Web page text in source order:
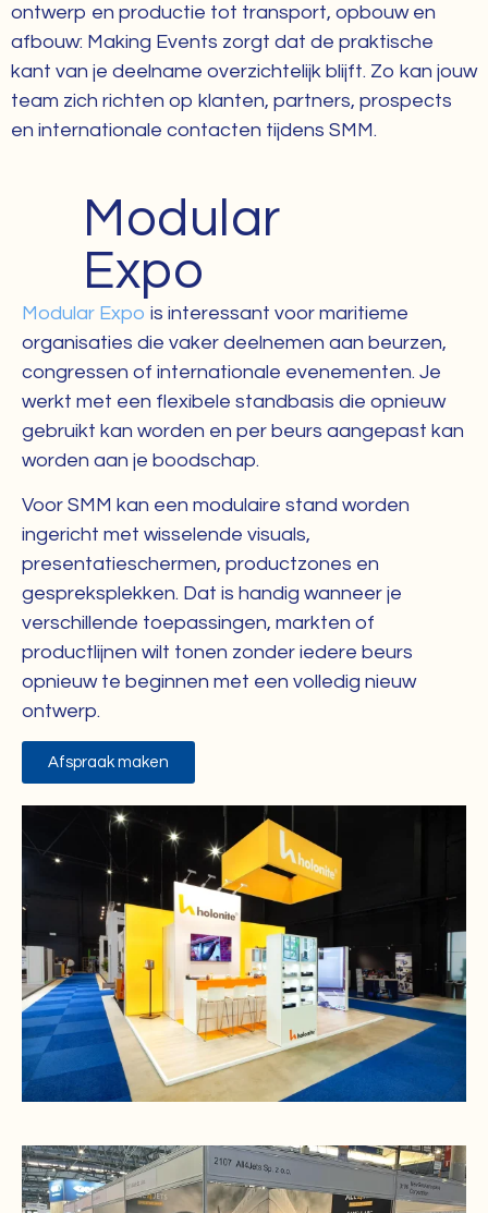
ontwerp en productie tot transport, opbouw en
afbouw: Making Events zorgt dat de praktische
kant van je deelname overzichtelijk blijft. Zo kan jouw
team zich richten op klanten, partners, prospects
en internationale contacten tijdens SMM.
Modular
Expo
Modular Expo is interessant voor maritieme
organisaties die vaker deelnemen aan beurzen,
congressen of internationale evenementen. Je
werkt met een flexibele standbasis die opnieuw
gebruikt kan worden en per beurs aangepast kan
worden aan je boodschap.
Voor SMM kan een modulaire stand worden
ingericht met wisselende visuals,
presentatieschermen, productzones en
gespreksplekken. Dat is handig wanneer je
verschillende toepassingen, markten of
productlijnen wilt tonen zonder iedere beurs
opnieuw te beginnen met een volledig nieuw
ontwerp.
Afspraak maken